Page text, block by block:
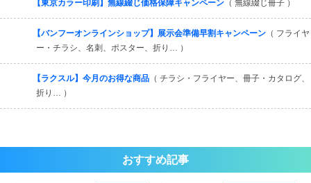
【東京カラー印刷】無線綴じ価格保障キャンペーン （ 無線綴じ冊子 ）
【バンフーオンラインショップ】展示会準備早割キャンペーン （ フライヤ
ー・チラシ、名刺、ポスター、折り… ）
【ラクスル】今月のお得な商品 （ チラシ・フライヤー、冊子・カタログ、
折り… ）
おすすめ記事